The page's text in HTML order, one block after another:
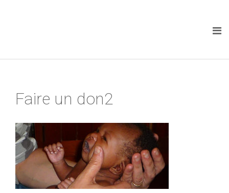
Faire un don2